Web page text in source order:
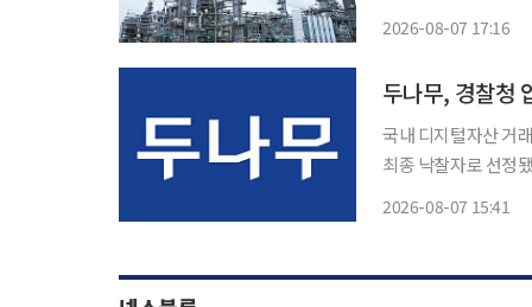
2026-08-07 17:16
두나무, 경찰청
국내 디지털자산 거
최종 낙찰자로 선정됐다고 7일 밝혔다. 이번 사업
2026-08-07 15:41